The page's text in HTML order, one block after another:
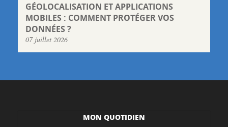
GÉOLOCALISATION ET APPLICATIONS
MOBILES : COMMENT PROTÉGER VOS
DONNÉES ?
07 juillet 2026
MON QUOTIDIEN